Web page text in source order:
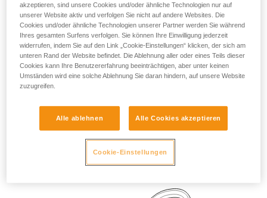
akzeptieren, sind unsere Cookies und/oder ähnliche Technologien nur auf
unserer Website aktiv und verfolgen Sie nicht auf andere Websites. Die
Cookies und/oder ähnliche Technologien unserer Partner werden Sie während
Ihres gesamten Surfens verfolgen. Sie können Ihre Einwilligung jederzeit
widerrufen, indem Sie auf den Link „Cookie-Einstellungen“ klicken, der sich am
unteren Rand der Website befindet. Die Ablehnung aller oder eines Teils dieser
Cookies kann Ihre Benutzererfahrung beeinträchtigen, aber unter keinen
Umständen wird eine solche Ablehnung Sie daran hindern, auf unsere Website
zuzugreifen.
Alle ablehnen Alle Cookies akzeptieren
Cookie-Einstellungen